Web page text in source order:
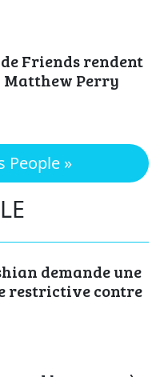
Friends rendent
Matthew Perry
People »
demande une
restrictive contre